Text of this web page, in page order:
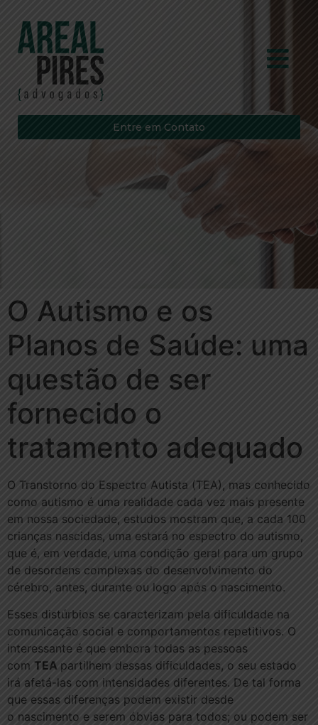
Entre em Contato
O Autismo e os
Planos de Saúde: uma
questão de ser
fornecido o
tratamento adequado
O Transtorno do Espectro Autista (TEA), mas conhecido
como autismo é uma realidade cada vez mais presente
em nossa sociedade, estudos mostram que, a cada 100
crianças nascidas, uma estará no espectro do autismo,
que é, em verdade, uma condição geral para um grupo
de desordens complexas do desenvolvimento do
cérebro, antes, durante ou logo após o nascimento.
Esses distúrbios se caracterizam pela dificuldade na
comunicação social e comportamentos repetitivos. O
interessante é que embora todas as pessoas
com TEA partilhem dessas dificuldades, o seu estado
irá afetá-las com intensidades diferentes. De tal forma
que essas diferenças podem existir desde
o nascimento e serem óbvias para todos; ou podem ser